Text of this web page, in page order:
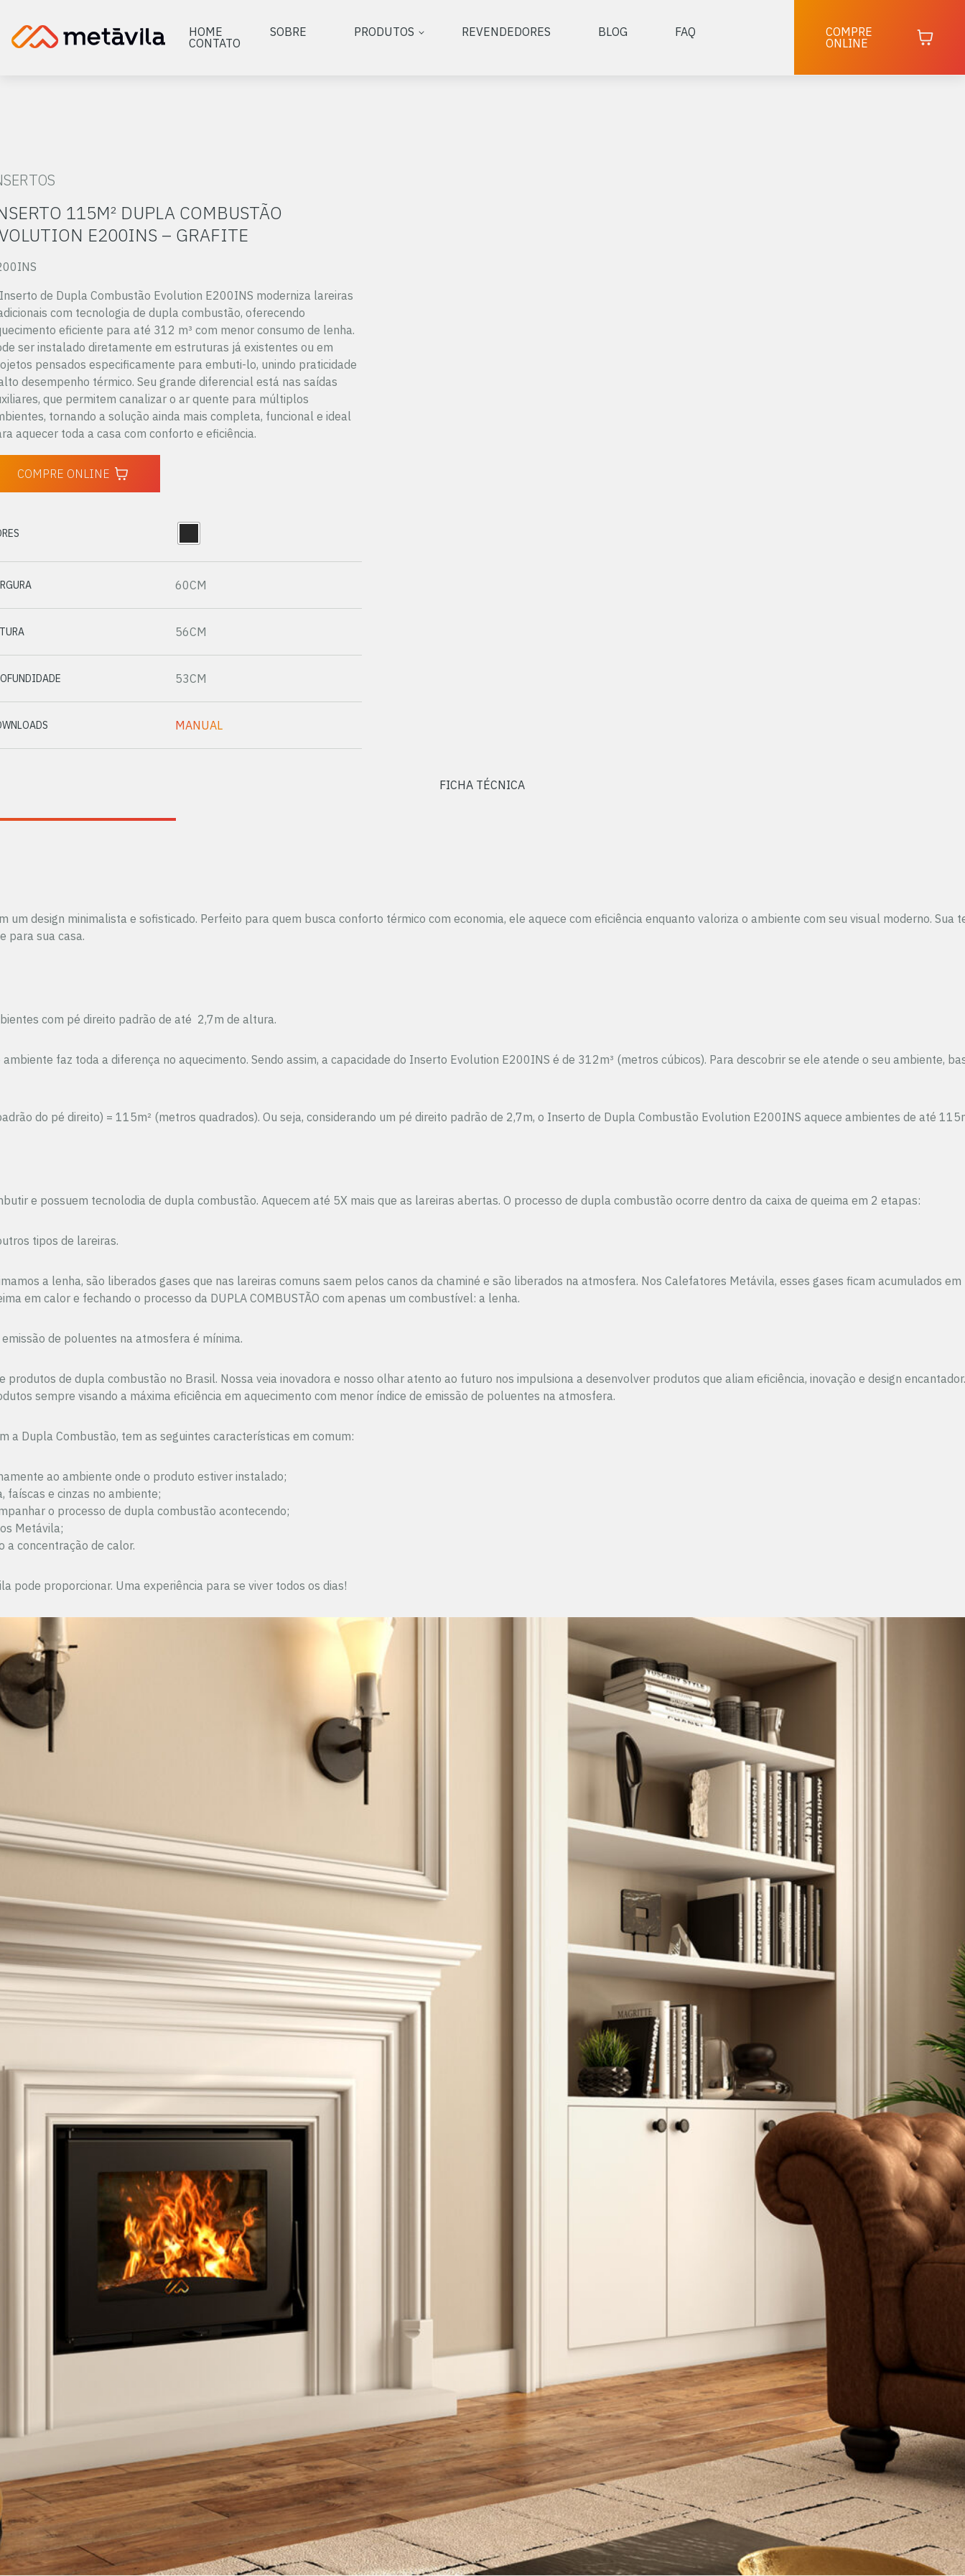
HOME SOBRE PRODUTOS REVENDEDORES BLOG
FAQ
CONTATO
COMPRE
ONLINE
115M² DUPLA COMBUSTÃO
E200INS – GRAFITE
de Dupla Combustão Evolution E200INS moderniza lareiras
com tecnologia de dupla combustão, oferecendo
eficiente para até 312 m³ com menor consumo de lenha.
ser instalado diretamente em estruturas já existentes ou em
pensados especificamente para embuti-lo, unindo praticidade
desempenho térmico. Seu grande diferencial está nas saídas
que permitem canalizar o ar quente para múltiplos
tornando a solução ainda mais completa, funcional e ideal
aquecer toda a casa com conforto e eficiência.
COMPRE ONLINE
60CM
56CM
53CM
MANUAL
FICHA TÉCNICA
um design minimalista e sofisticado. Perfeito para quem busca conforto térmico com economia, ele aquece com eficiência enquanto valoriza o ambiente com seu visual moderno.
para sua casa.
com pé direito padrão de até 2,7m de altura.
faz toda a diferença no aquecimento. Sendo assim, a capacidade do Inserto Evolution E200INS é de 312m³ (metros cúbicos). Para descobrir se ele atende o seu ambiente,
do pé direito) = 115m² (metros quadrados). Ou seja, considerando um pé direito padrão de 2,7m, o Inserto de Dupla Combustão Evolution E200INS aquece ambientes de até
e possuem tecnolodia de dupla combustão. Aquecem até 5X mais que as lareiras abertas. O processo de dupla combustão ocorre dentro da caixa de queima em 2 etapas:
tipos de lareiras.
a lenha, são liberados gases que nas lareiras comuns saem pelos canos da chaminé e são liberados na atmosfera. Nos Calefatores Metávila, esses gases ficam acumulados
em calor e fechando o processo da DUPLA COMBUSTÃO com apenas um combustível: a lenha.
de poluentes na atmosfera é mínima.
de dupla combustão no Brasil. Nossa veia inovadora e nosso olhar atento ao futuro nos impulsiona a desenvolver produtos que aliam eficiência, inovação e design
sempre visando a máxima eficiência em aquecimento com menor índice de emissão de poluentes na atmosfera.
Dupla Combustão, tem as seguintes características em comum:
ao ambiente onde o produto estiver instalado;
faíscas e cinzas no ambiente;
o processo de dupla combustão acontecendo;
Metávila;
a concentração de calor.
pode proporcionar. Uma experiência para se viver todos os dias!